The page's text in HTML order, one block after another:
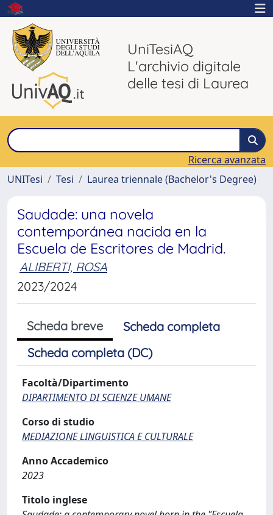
UniTesiAQ
L'archivio digitale
delle tesi di Laurea
Ricerca avanzata
UNITesi
Tesi Laurea triennale (Bachelor's Degree)
Saudade: una novela
contemporánea nacida en la
Escuela de Escritores de Madrid.
ALIBERTI, ROSA
2023/2024
Scheda breve
Scheda completa
Scheda completa (DC)
Facoltà/Dipartimento
DIPARTIMENTO DI SCIENZE UMANE
Corso di studio
MEDIAZIONE LINGUISTICA E CULTURALE
Anno Accademico
2023
Titolo inglese